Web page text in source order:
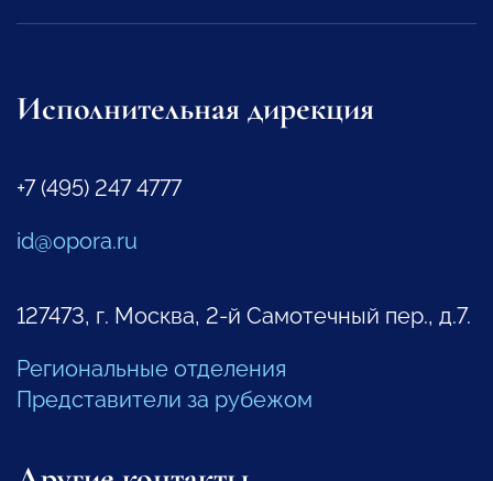
Исполнительная дирекция
+7 (495) 247 4777
id@opora.ru
127473, г. Москва, 2-й Самотечный пер., д.7.
Региональные отделения
Представители за рубежом